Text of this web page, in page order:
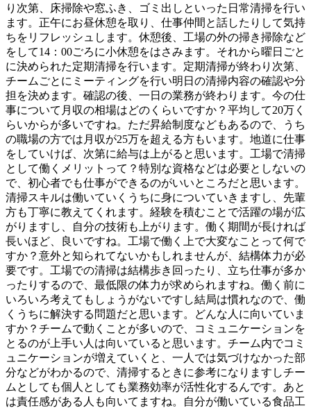
り次第、床掃除や窓ふき、ゴミ出しといった日常清掃を行い
ます。正午にお昼休憩を取り、仕事仲間と話したりして気持
ちをリフレッシュします。休憩後、工場の外の掃き掃除など
をして14：00ごろに小休憩をはさみます。それから曜日ごと
に決められた定期清掃を行います。定期清掃が終わり次第、
チームごとにミーティングを行い明日の清掃内容の確認や分
担を決めます。確認の後、一日の業務が終わります。今の仕
事について月収の相場はどのくらいですか？平均して20万く
らいからが多いですね。ただ昇給制度などもあるので、うち
の職場の方では月収が25万を超える方もいます。地道に仕事
をしていけば、次第に給与は上がると思います。工場で清掃
として働くメリットって？特別な資格などは必要としないの
で、初心者でも仕事ができるのがいいところだと思います。
清掃スキルは働いていくうちに身についていきますし、先輩
方も丁寧に教えてくれます。経験を積むことで活躍の場が広
がりますし、自分の技術も上がります。働く期間が長ければ
長いほど、良いですね。工場で働く上で大変なことって何で
すか？意外と知られてないかもしれませんが、結構体力が必
要です。工場での清掃は結構歩き回ったり、立ち仕事が多か
ったりするので、最低限の体力が求められますね。働く前に
いろいろ考えてもしょうがないですし結局は慣れなので、働
くうちに解決する問題だと思います。どんな人に向いていま
すか？チームで動くことが多いので、コミュニケーションを
とるのが上手い人は向いていると思います。チーム内でコミ
ュニケーションが増えていくと、一人では気づけなかった部
分などがわかるので、清掃するときに参考になりますしチー
ムとしても個人としても業務効率が活性化するんです。あと
は責任感がある人も向いてますね。自分が働いている食品工